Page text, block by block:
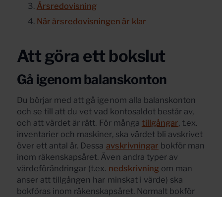
Årsredovisning
När årsredovisningen är klar
Att göra ett bokslut
Gå igenom balanskonton
Du börjar med att gå igenom alla balanskonton
och se till att du vet vad kontosaldot består av,
och att värdet är rätt. För många tillgångar, t.ex.
inventarier och maskiner, ska värdet bli avskrivet
över ett antal år. Dessa avskrivningar bokför man
inom räkenskapsåret. Även andra typer av
värdeförändringar (t.ex. nedskrivningom man
anser att tillgången har minskat i värde) ska
bokföras inom räkenskapsåret. Normalt bokför